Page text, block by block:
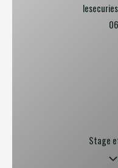
Stage